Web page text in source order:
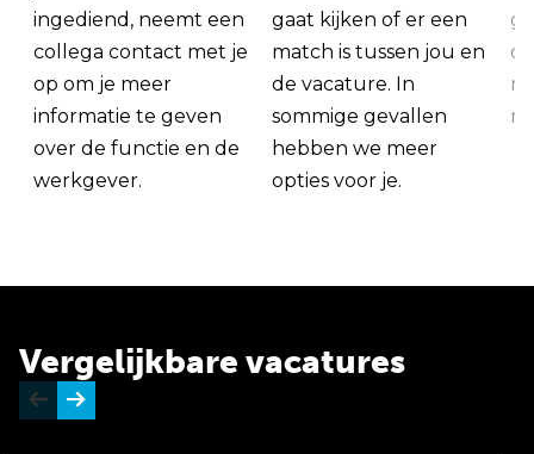
ingediend, neemt een
collega contact met je
op om je meer
informatie te geven
over de functie en de
werkgever.
gaat kijken of er een
match is tussen jou en
de vacature. In
sommige gevallen
hebben we meer
opties voor je.
Vergelijkbare vacatures